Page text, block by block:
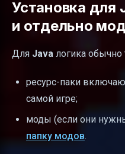
Установка для
и отдельно
Для Java логика обычно
ресурс-паки
самой игре;
моды (если они
папку модов.